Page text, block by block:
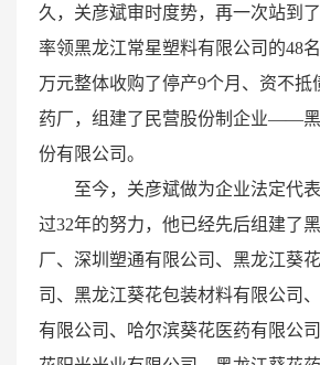
久，关彦斌审时度势，再一次站到
率领黑龙江常星塑料有限公司的48
万元整体收购了停产9个月、资不抵
药厂，组建了民营股份制企业——
份有限公司。
至今，关彦斌做为企业法定代
过32年的努力，他已经先后组建了
厂、深圳塑通有限公司、黑龙江葵
司、黑龙江葵花包装材料有限公司
有限公司、哈尔滨葵花医药有限公